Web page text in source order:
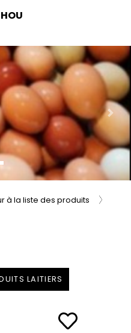
Next
LAITIERS
à la liste des produits